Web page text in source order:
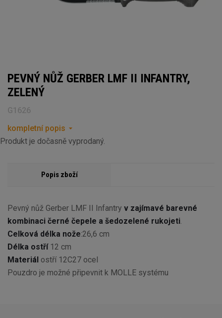
PEVNÝ NŮŽ GERBER LMF II INFANTRY,
ZELENÝ
G1626
kompletní popis
Produkt je dočasně vyprodaný.
Popis zboží
Pevný nůž Gerber LMF II Infantry v zajímavé barevné
kombinaci černé čepele a šedozelené rukojeti
Celková délka nože:26,6 cm
Délka ostří12 cm
Materiál ostří 12C27 ocel
Pouzdro je možné připevnit k MOLLE systému